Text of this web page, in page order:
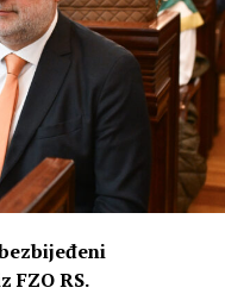
FZO RS.